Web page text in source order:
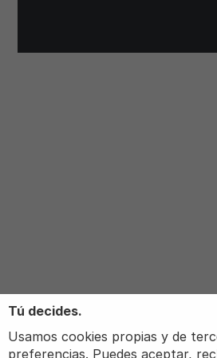
Tú decides.
Usamos cookies propias y de
preferencias. Puedes aceptar,